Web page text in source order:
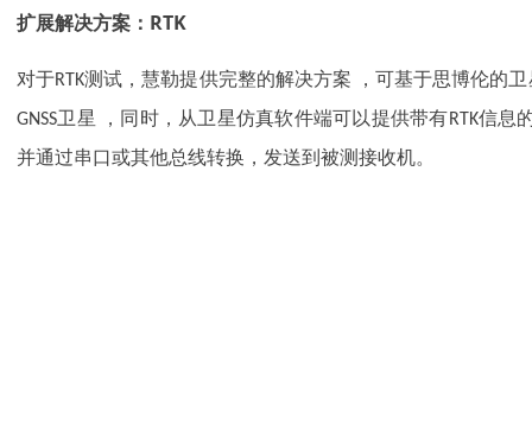
扩展解决方案：RTK
对于RTK测试，慧勒提供完整的解决方案 ，可基于思博伦的
GNSS卫星 ，同时，从卫星仿真软件端可以提供带有RTK信息
并通过串口或其他总线转换，发送到被测接收机。